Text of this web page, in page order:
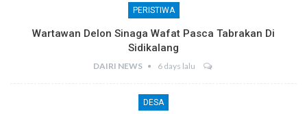
PERISTIWA
Wartawan Delon Sinaga Wafat Pasca Tabrakan Di
Sidikalang
DAIRI NEWS 6 days lalu
DESA